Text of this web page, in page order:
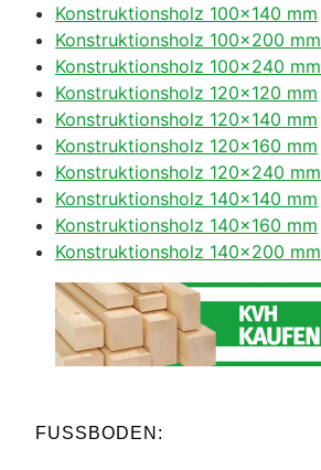
Konstruktionsholz 100×140 mm
Konstruktionsholz 100×200 mm
Konstruktionsholz 100×240 mm
Konstruktionsholz 120×120 mm
Konstruktionsholz 120×140 mm
Konstruktionsholz 120×160 mm
Konstruktionsholz 120×240 mm
Konstruktionsholz 140×140 mm
Konstruktionsholz 140×160 mm
Konstruktionsholz 140×200 mm
FUSSBODEN: